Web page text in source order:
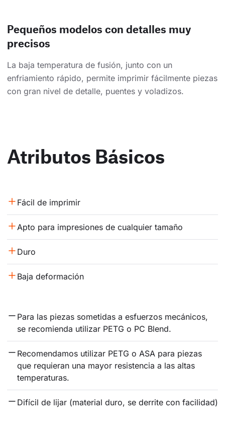
Pequeños modelos con detalles muy
precisos
La baja temperatura de fusión, junto con un
enfriamiento rápido, permite imprimir fácilmente piezas
con gran nivel de detalle, puentes y voladizos.
Atributos Básicos
Fácil de imprimir
Apto para impresiones de cualquier tamaño
Duro
Baja deformación
Para las piezas sometidas a esfuerzos mecánicos,
se recomienda utilizar PETG o PC Blend.
Recomendamos utilizar PETG o ASA para piezas
que requieran una mayor resistencia a las altas
temperaturas.
Difícil de lijar (material duro, se derrite con facilidad)